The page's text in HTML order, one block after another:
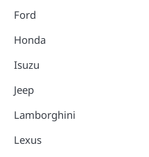
Ford
Honda
Isuzu
Jeep
Lamborghini
Lexus